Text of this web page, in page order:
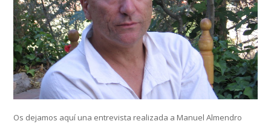
Os dejamos aquí una entrevista realizada a Manuel Almendro